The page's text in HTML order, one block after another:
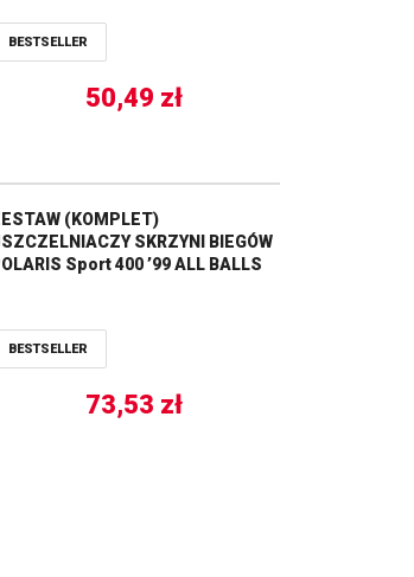
BESTSELLER
50,49 zł
(KOMPLET)
SKRZYNI BIEGÓW
Sport 400 ’99 ALL BALLS
BESTSELLER
73,53 zł